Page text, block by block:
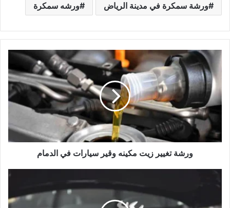
ورشة سمكرة في مدينة الرياض ورشه سمكرة
و
ش
ت
ر
ت
م
ي
ورشة تغيير زيت مكينه وقير سيارات في الدمام
ف